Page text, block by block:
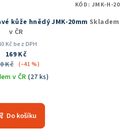
kůže hnědý JMK-20mm Skladem
v ČR
Kč bez DPH
169 Kč
Kč (–41 %)
v ČR(27 ks)
Do košíku
KÓD: JMK-H-20